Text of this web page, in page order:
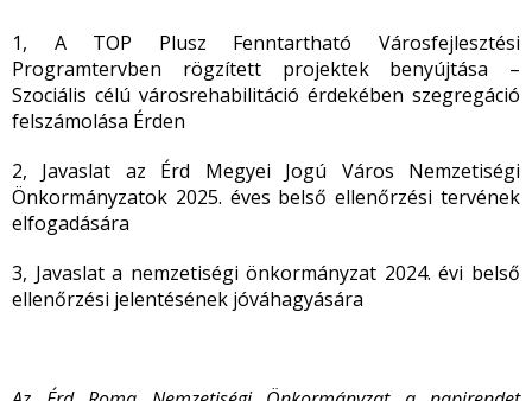
1, A TOP Plusz Fenntartható Városfejlesztési
Programtervben rögzített projektek benyújtása –
Szociális célú városrehabilitáció érdekében szegregáció
felszámolása Érden
2, Javaslat az Érd Megyei Jogú Város Nemzetiségi
Önkormányzatok 2025. éves belső ellenőrzési tervének
elfogadására
3, Javaslat a nemzetiségi önkormányzat 2024. évi belső
ellenőrzési jelentésének jóváhagyására